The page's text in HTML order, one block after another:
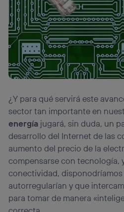
¿Y para qué servirá este
sector tan importante en
energía jugará, sin duda, un
desarrollo del Internet de las
aumento del precio de la
compensarse con tecnología,
conectividad, disponodríamos
autorregularían y que
para tomar de manera